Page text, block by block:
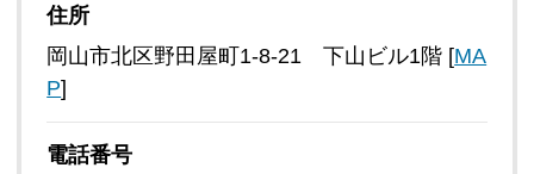
住所
岡山市北区野田屋町1-8-21 下山ビル1階 [MA
P]
電話番号